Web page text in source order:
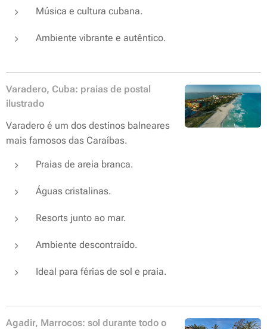
Música e cultura cubana.
Ambiente vibrante e autêntico.
Varadero, Cuba: praias de postal
ilustrado
Varadero é um dos destinos balneares
mais famosos das Caraíbas.
Praias de areia branca.
Águas cristalinas.
Resorts junto ao mar.
Ambiente descontraído.
Ideal para férias de sol e praia.
Agadir, Marrocos: sol durante todo o